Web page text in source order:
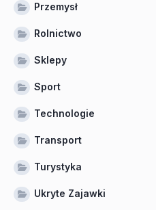
Przemysł
Rolnictwo
Sklepy
Sport
Technologie
Transport
Turystyka
Ukryte Zajawki